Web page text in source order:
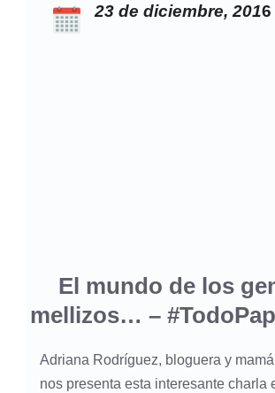
23 de diciembre, 2016
El mundo de los
mellizos… –
Adriana Rodríguez, bloguera y
nos presenta esta interesante charla